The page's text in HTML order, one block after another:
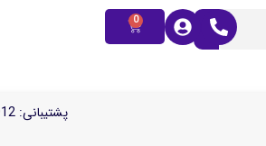
0
پشتیبانی: 02166958012 | 09195639033